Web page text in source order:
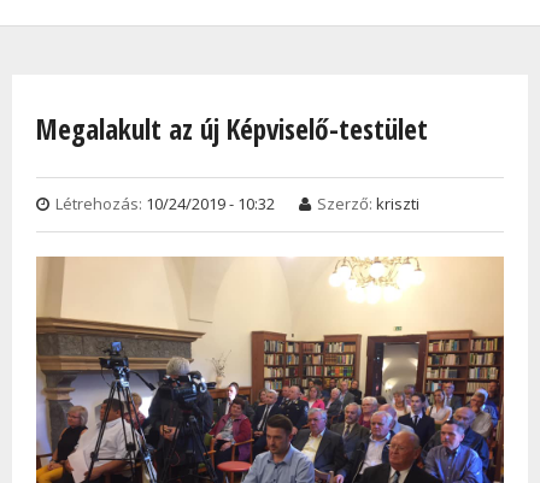
Megalakult az új Képviselő-testület
Létrehozás: 10/24/2019 - 10:32 Szerző: kriszti